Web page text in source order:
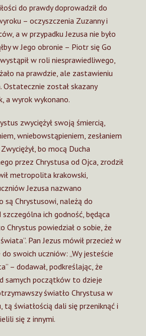
do prawdy doprowadził do
– oczyszczenia Zuzanny i
a w przypadku Jezusa nie było
w Jego obronie – Piotr się Go
w roli niesprawiedliwego,
na prawdzie, ale zastawieniu
Ostatecznie został skazany
a wyrok wykonano.
zwyciężył swoją śmiercią,
wniebowstąpieniem, zesłaniem
bo mocą Ducha
przez Chrystusa od Ojca, zrodził
metropolita krakowski,
Jezusa nazwano
są Chrystusowi, należą do
szczególna ich godność, będąca
Chrystus powiedział o sobie, że
Pan Jezus mówił przecież w
swoich uczniów: „Wy jesteście
– dodawał, podkreślając, że
samych początków to dzieje
światło Chrystusa w
tą światłością dali się przeniknąć i
się z innymi.